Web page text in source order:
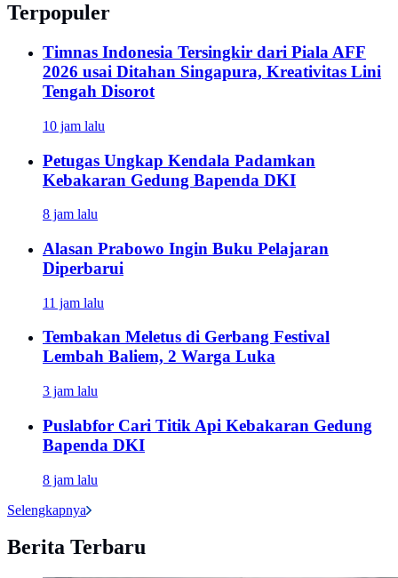
Terpopuler
Timnas Indonesia Tersingkir dari Piala AFF
2026 usai Ditahan Singapura, Kreativitas Lini
Tengah Disorot
10 jam lalu
Petugas Ungkap Kendala Padamkan
Kebakaran Gedung Bapenda DKI
8 jam lalu
Alasan Prabowo Ingin Buku Pelajaran
Diperbarui
11 jam lalu
Tembakan Meletus di Gerbang Festival
Lembah Baliem, 2 Warga Luka
3 jam lalu
Puslabfor Cari Titik Api Kebakaran Gedung
Bapenda DKI
8 jam lalu
Selengkapnya
Berita Terbaru